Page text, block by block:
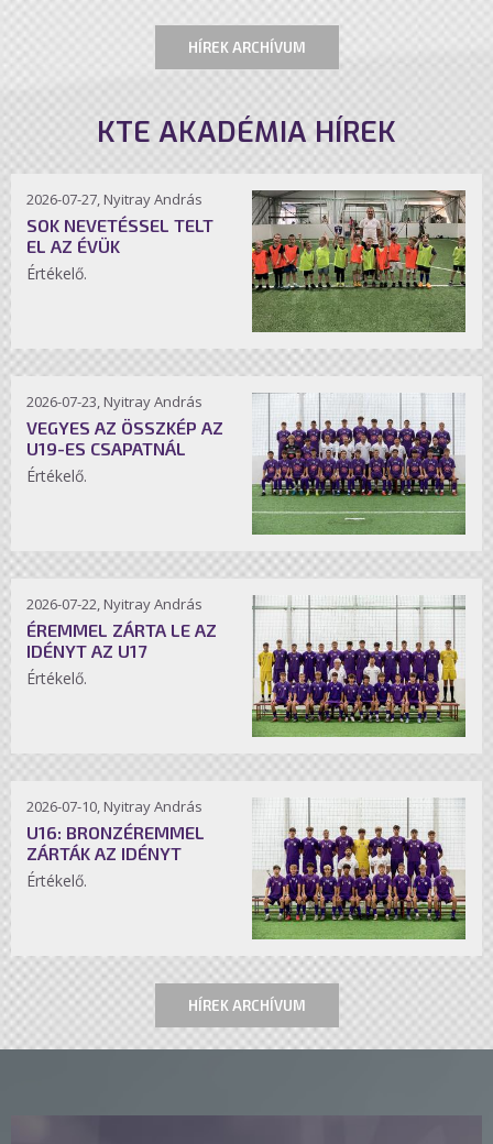
HÍREK ARCHÍVUM
KTE AKADÉMIA HÍREK
2026-07-27, Nyitray András
SOK NEVETÉSSEL TELT
EL AZ ÉVÜK
Értékelő.
2026-07-23, Nyitray András
VEGYES AZ ÖSSZKÉP AZ
U19-ES CSAPATNÁL
Értékelő.
2026-07-22, Nyitray András
ÉREMMEL ZÁRTA LE AZ
IDÉNYT AZ U17
Értékelő.
2026-07-10, Nyitray András
U16: BRONZÉREMMEL
ZÁRTÁK AZ IDÉNYT
Értékelő.
HÍREK ARCHÍVUM